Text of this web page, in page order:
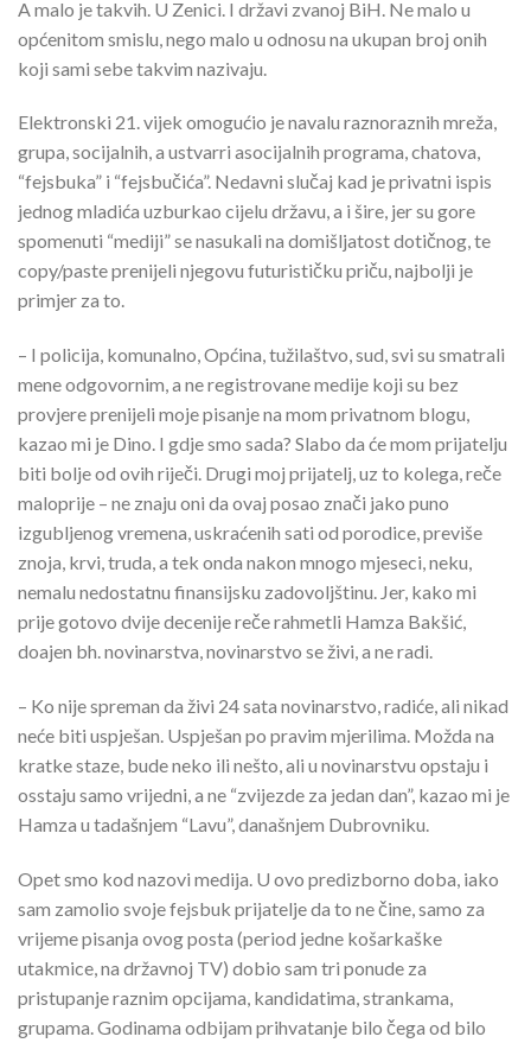
A malo je takvih. U Zenici. I državi zvanoj BiH. Ne malo u
općenitom smislu, nego malo u odnosu na ukupan broj onih
koji sami sebe takvim nazivaju.
Elektronski 21. vijek omogućio je navalu raznoraznih mreža,
grupa, socijalnih, a ustvarri asocijalnih programa, chatova,
“fejsbuka” i “fejsbučića”. Nedavni slučaj kad je privatni ispis
jednog mladića uzburkao cijelu državu, a i šire, jer su gore
spomenuti “mediji” se nasukali na domišljatost dotičnog, te
copy/paste prenijeli njegovu futurističku priču, najbolji je
primjer za to.
– I policija, komunalno, Općina, tužilaštvo, sud, svi su smatrali
mene odgovornim, a ne registrovane medije koji su bez
provjere prenijeli moje pisanje na mom privatnom blogu,
kazao mi je Dino. I gdje smo sada? Slabo da će mom prijatelju
biti bolje od ovih riječi. Drugi moj prijatelj, uz to kolega, reče
maloprije – ne znaju oni da ovaj posao znači jako puno
izgubljenog vremena, uskraćenih sati od porodice, previše
znoja, krvi, truda, a tek onda nakon mnogo mjeseci, neku,
nemalu nedostatnu finansijsku zadovoljštinu. Jer, kako mi
prije gotovo dvije decenije reče rahmetli Hamza Bakšić,
doajen bh. novinarstva, novinarstvo se živi, a ne radi.
– Ko nije spreman da živi 24 sata novinarstvo, radiće, ali nikad
neće biti uspješan. Uspješan po pravim mjerilima. Možda na
kratke staze, bude neko ili nešto, ali u novinarstvu opstaju i
osstaju samo vrijedni, a ne “zvijezde za jedan dan”, kazao mi je
Hamza u tadašnjem “Lavu”, današnjem Dubrovniku.
Opet smo kod nazovi medija. U ovo predizborno doba, iako
sam zamolio svoje fejsbuk prijatelje da to ne čine, samo za
vrijeme pisanja ovog posta (period jedne košarkaške
utakmice, na državnoj TV) dobio sam tri ponude za
pristupanje raznim opcijama, kandidatima, strankama,
grupama. Godinama odbijam prihvatanje bilo čega od bilo